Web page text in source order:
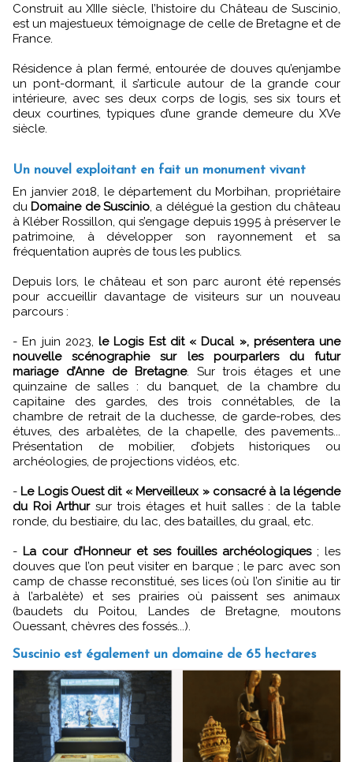
Construit au XIIIe siècle, l’histoire du Château de Suscinio,
est un majestueux témoignage de celle de Bretagne et de
France.
Résidence à plan fermé, entourée de douves qu’enjambe
un pont-dormant, il s’articule autour de la grande cour
intérieure, avec ses deux corps de logis, ses six tours et
deux courtines, typiques d’une grande demeure du XVe
siècle.
Un nouvel exploitant en fait un monument vivant
En janvier 2018, le département du Morbihan, propriétaire
du Domaine de Suscinio, a délégué la gestion du château
à Kléber Rossillon, qui s’engage depuis 1995 à préserver le
patrimoine, à développer son rayonnement et sa
fréquentation auprès de tous les publics.
Depuis lors, le château et son parc auront été repensés
pour accueillir davantage de visiteurs sur un nouveau
parcours :
- En juin 2023, le Logis Est dit « Ducal », présentera une
nouvelle scénographie sur les pourparlers du futur
mariage d’Anne de Bretagne. Sur trois étages et une
quinzaine de salles : du banquet, de la chambre du
capitaine des gardes, des trois connétables, de la
chambre de retrait de la duchesse, de garde-robes, des
étuves, des arbalètes, de la chapelle, des pavements...
Présentation de mobilier, d’objets historiques ou
archéologies, de projections vidéos, etc.
- Le Logis Ouest dit « Merveilleux » consacré à la légende
du Roi Arthursur trois étages et huit salles : de la table
ronde, du bestiaire, du lac, des batailles, du graal, etc.
- La cour d’Honneur et ses fouilles archéologiques; les
douves que l’on peut visiter en barque ; le parc avec son
camp de chasse reconstitué, ses lices (où l’on s’initie au tir
à l’arbalète) et ses prairies où paissent ses animaux
(baudets du Poitou, Landes de Bretagne, moutons
Ouessant, chèvres des fossés...).
Suscinio est également un domaine de 65 hectares